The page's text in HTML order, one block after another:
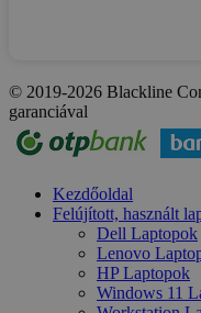
© 2019-2026 Blackline
garanciával
Kezdőoldal
Felújított, használt
Dell Laptopok
Lenovo
HP Laptopok
Windows 11